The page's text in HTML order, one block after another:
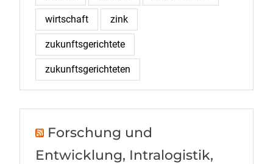
wirtschaft zink
zukunftsgerichtete
zukunftsgerichteten
Forschung und
Entwicklung, Intralogistik,